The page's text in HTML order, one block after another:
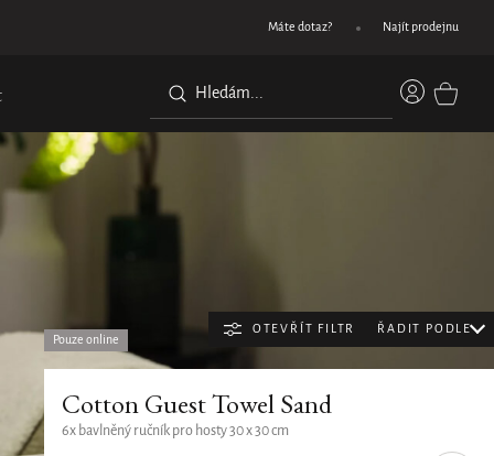
Objednejte do 11:30 a doručíme následující pracovní den
Máte dotaz? Najít prodejnu
OTEVŘÍT FILTR ŘADIT PODLE
Řazení
Pouze online
Cotton Guest Towel Sand
6x bavlněný ručník pro hosty 30 x 30 cm